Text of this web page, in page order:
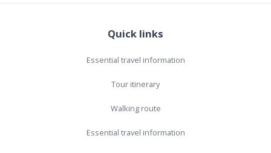
Quick links
Essential travel information
Tour itinerary
Walking route
Essential travel information